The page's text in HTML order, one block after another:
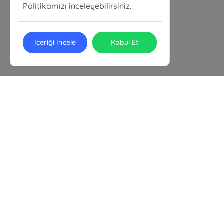
Politikamızı inceleyebilirsiniz.
İçeriği İncele Kabul Et